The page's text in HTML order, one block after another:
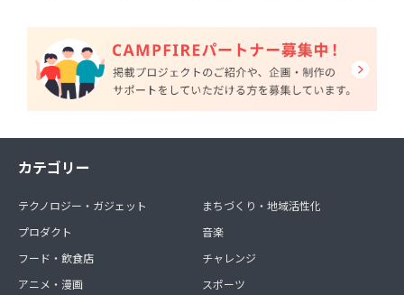
カテゴリー
テクノロジー・ガジェット
プロダクト
フード・飲食店
アニメ・漫画
まちづくり・地域活性化
音楽
チャレンジ
スポーツ